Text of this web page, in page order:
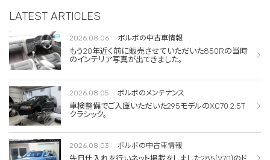
LATEST ARTICLES
2026.08.06 ボルボの中古車情報
もう20年近く前に販売させていただいた850Rの当時
のインテリア写真が出てきました。
2026.08.05 ボルボのメンテナンス
車検整備でご入庫いただいた295モデルのXC70 2.5T
クラシック。
2026.08.03 ボルボの中古車情報